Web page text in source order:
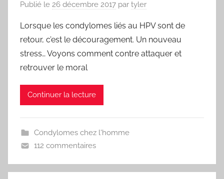
Publié le 26 décembre 2017 par tyler
Lorsque les condylomes liés au HPV sont de
retour, c’est le découragement. Un nouveau
stress… Voyons comment contre attaquer et
retrouver le moral
Continuer la lecture
Condylomes chez l'homme
112 commentaires